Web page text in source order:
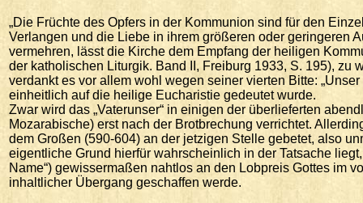
„Die Früchte des Opfers in der Kommunion sind für den
Verlangen und die Liebe in ihrem größeren oder geringeren
vermehren, lässt die Kirche dem Empfang der heiligen
der katholischen Liturgik. Band II, Freiburg 1933, S. 195), zu
verdankt es vor allem wohl wegen seiner vierten Bitte:
einheitlich auf die heilige Eucharistie gedeutet wurde.
Zwar wird das „Vaterunser“ in einigen der überlieferten
Mozarabische) erst nach der Brotbrechung verrichtet.
dem Großen (590-604) an der jetzigen Stelle gebetet, also
eigentliche Grund hierfür wahrscheinlich in der Tatsache
Name“) gewissermaßen nahtlos an den Lobpreis Gottes im
inhaltlicher Übergang geschaffen werde.